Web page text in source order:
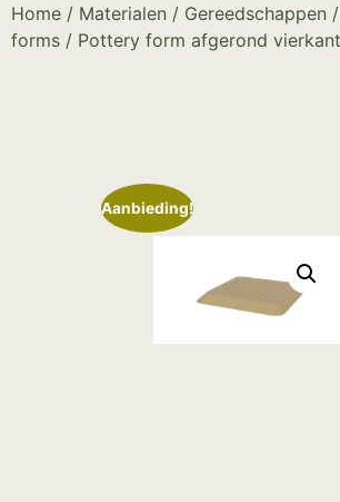
Home / Materialen / Gereedschappen /
forms / Pottery form afgerond
Aanbieding!